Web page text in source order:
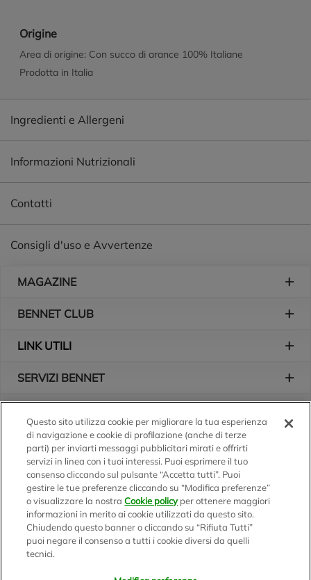
Origine
Area di origine: Con succo di arance 100% Italiane
Prodotta in Italia
Ingredienti e Allergeni
Informazioni Nutrizionali
Contatti
Consigli d'uso e Avvertenze
MAGAZINE
BENNET CLUB
LINK UTILI
SERVIZI BENNET
Logo Bennet
Seguici sui nostri canali
Scarica l'app
Questo sito utilizza cookie per migliorare la tua esperienza
di navigazione e cookie di profilazione (anche di terze
parti) per inviarti messaggi pubblicitari mirati e offrirti
servizi in linea con i tuoi interessi. Puoi esprimere il tuo
consenso cliccando sul pulsante “Accetta tutti”. Puoi
gestire le tue preferenze cliccando su “Modifica preferenze”
o visualizzare la nostraCookie policyper ottenere maggiori
informazioni in merito ai cookie utilizzati da questo sito.
Chiudendo questo banner o cliccando su “Rifiuta Tutti”
puoi negare il consenso a tutti i cookie diversi da quelli
tecnici.